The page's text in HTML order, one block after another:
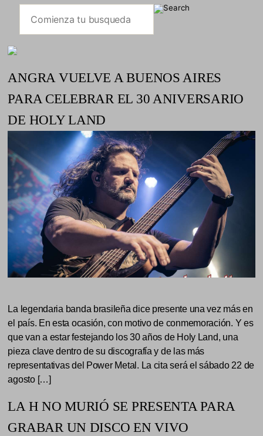
ANGRA VUELVE A BUENOS AIRES
PARA CELEBRAR EL 30 ANIVERSARIO
DE HOLY LAND
La legendaria banda brasileña dice presente una vez más en
el país. En esta ocasión, con motivo de conmemoración. Y es
que van a estar festejando los 30 años de Holy Land, una
pieza clave dentro de su discografía y de las más
representativas del Power Metal. La cita será el sábado 22 de
agosto […]
LA H NO MURIÓ SE PRESENTA PARA
GRABAR UN DISCO EN VIVO